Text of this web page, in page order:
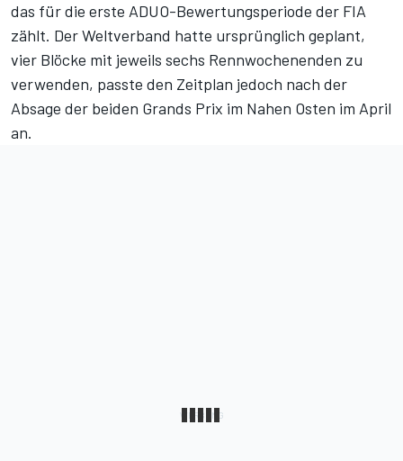
das für die erste ADUO-Bewertungsperiode der FIA
zählt. Der Weltverband hatte ursprünglich geplant,
vier Blöcke mit jeweils sechs Rennwochenenden zu
verwenden, passte den Zeitplan jedoch nach der
Absage der beiden Grands Prix im Nahen Osten im April
an.